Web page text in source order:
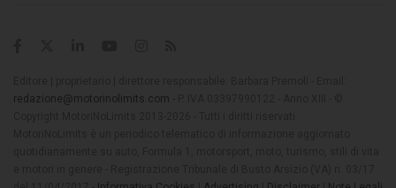
redazione@motorinolimits.com